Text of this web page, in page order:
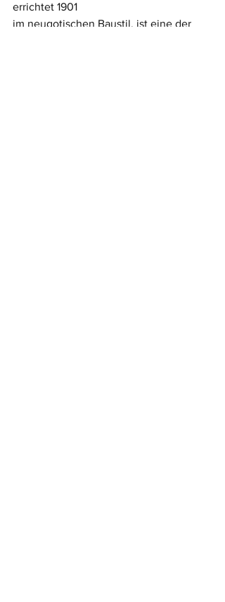
errichtet 1901
im neugotischen Baustil, ist eine der